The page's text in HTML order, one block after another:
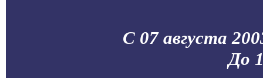
С 07 августа
До